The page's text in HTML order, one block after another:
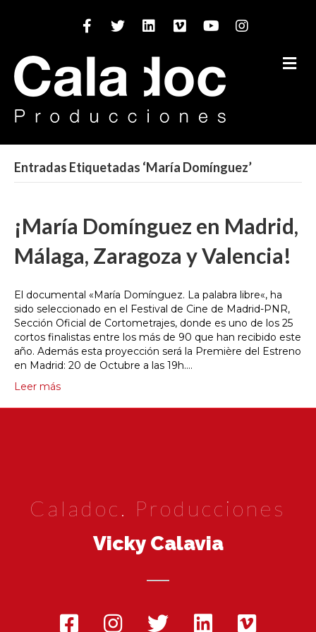
Facebook Twitter Linkedin Vimeo Youtube Instagram
Entradas Etiquetadas ‘María Domínguez’
¡María Domínguez en Madrid,
Málaga, Zaragoza y Valencia!
El documental «María Domínguez. La palabra libre«, ha
sido seleccionado en el Festival de Cine de Madrid-PNR,
Sección Oficial de Cortometrajes, donde es uno de los 25
cortos finalistas entre los más de 90 que han recibido este
año. Además esta proyección será la Première del Estreno
en Madrid: 20 de Octubre a las 19h.…
Leer más
Caladoc. Producciones
Vicky Calavia